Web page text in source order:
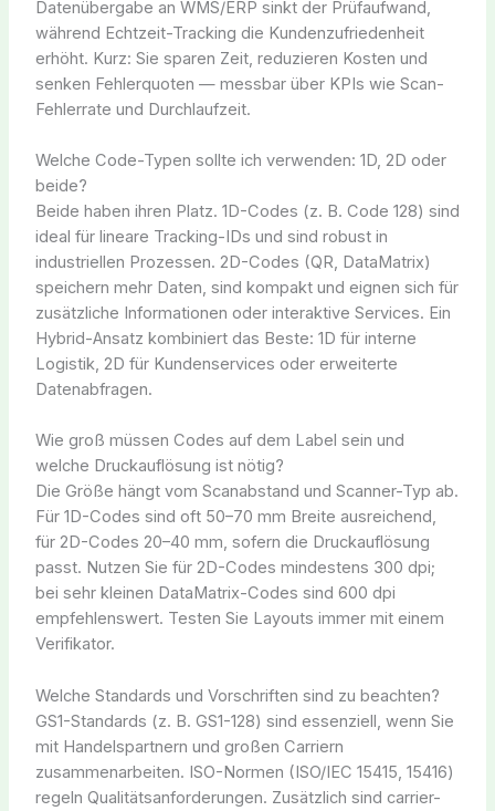
Datenübergabe an WMS/ERP sinkt der Prüfaufwand,
während Echtzeit-Tracking die Kundenzufriedenheit
erhöht. Kurz: Sie sparen Zeit, reduzieren Kosten und
senken Fehlerquoten — messbar über KPIs wie Scan-
Fehlerrate und Durchlaufzeit.
Welche Code-Typen sollte ich verwenden: 1D, 2D oder
beide?
Beide haben ihren Platz. 1D-Codes (z. B. Code 128) sind
ideal für lineare Tracking-IDs und sind robust in
industriellen Prozessen. 2D-Codes (QR, DataMatrix)
speichern mehr Daten, sind kompakt und eignen sich für
zusätzliche Informationen oder interaktive Services. Ein
Hybrid-Ansatz kombiniert das Beste: 1D für interne
Logistik, 2D für Kundenservices oder erweiterte
Datenabfragen.
Wie groß müssen Codes auf dem Label sein und
welche Druckauflösung ist nötig?
Die Größe hängt vom Scanabstand und Scanner-Typ ab.
Für 1D-Codes sind oft 50–70 mm Breite ausreichend,
für 2D-Codes 20–40 mm, sofern die Druckauflösung
passt. Nutzen Sie für 2D-Codes mindestens 300 dpi;
bei sehr kleinen DataMatrix-Codes sind 600 dpi
empfehlenswert. Testen Sie Layouts immer mit einem
Verifikator.
Welche Standards und Vorschriften sind zu beachten?
GS1-Standards (z. B. GS1-128) sind essenziell, wenn Sie
mit Handelspartnern und großen Carriern
zusammenarbeiten. ISO-Normen (ISO/IEC 15415, 15416)
regeln Qualitätsanforderungen. Zusätzlich sind carrier-